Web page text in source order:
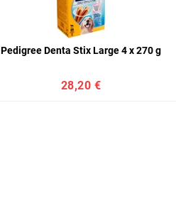
Pedigree Denta Stix Large 4 x 270 g
28,20 €